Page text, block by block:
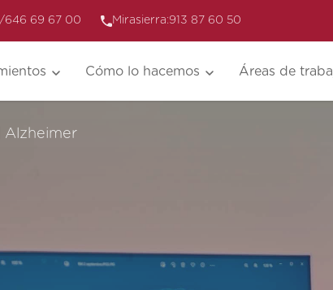
/646 69 67 00 Mirasierra:913 87 60 50
Cómo lo hacemos Áreas de
Alzheimer